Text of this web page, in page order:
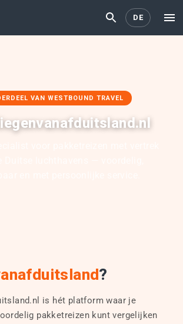
DE
VAN WESTBOUND TRAVEL
?
is hét platform waar je
pakketreizen kunt vergelijken